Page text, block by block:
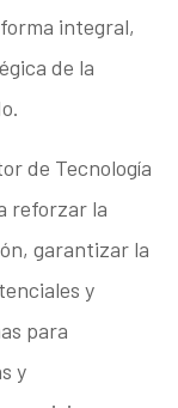
integral,
de la
de Tecnología
reforzar la
garantizar la
y
para
y